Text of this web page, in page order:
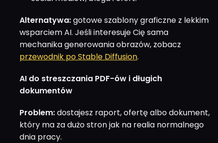
Alternatywa:gotowe szablony graficzne z lekkim
wsparciem AI. Jeśli interesuje Cię sama
mechanika generowania obrazów, zobacz
przewodnik po Stable Diffusion.
AI do streszczania PDF-ów i długich
dokumentów
Problem:dostajesz raport, ofertę albo dokument,
który ma za dużo stron jak na realia normalnego
dnia pracy.